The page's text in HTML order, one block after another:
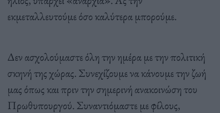
εκμεταλλευτούμε όσο καλύτερα μπορούμε.
Δεν ασχολούμαστε όλη την ημέρα με την πολιτική
σκηνή της χώρας. Συνεχίζουμε να κάνουμε την ζωή
μας όπως και πριν την σημερινή ανακοινώση του
Πρωθυπουργού. Συναντιόμαστε με φίλους,